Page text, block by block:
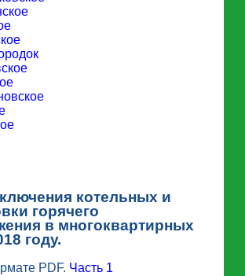
котельных и
горячего
в многоквартирных
году.
PDF. Часть 1